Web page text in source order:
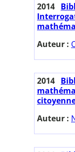
2014
Auteur :
2014
Auteur :